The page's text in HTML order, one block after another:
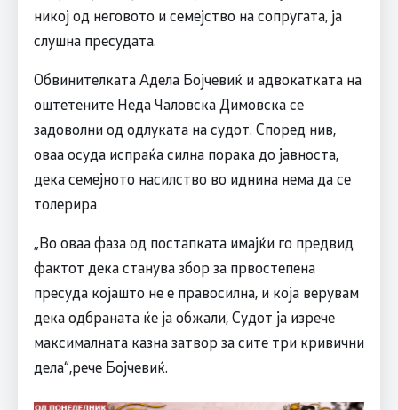
никој од неговото и семејство на сопругата, ја
слушна пресудата.
Обвинителката Адела Бојчевиќ и адвокатката на
оштетените Неда Чаловска Димовска се
задоволни од одлуката на судот. Според нив,
оваа осуда испраќа силна порака до јавноста,
дека семејното насилство во иднина нема да се
толерира
„Во оваа фаза од постапката имајќи го предвид
фактот дека станува збор за првостепена
пресуда којашто не е правосилна, и која верувам
дека одбраната ќе ја обжали, Судот ја изрече
максималната казна затвор за сите три кривични
дела“,рече Бојчевиќ.